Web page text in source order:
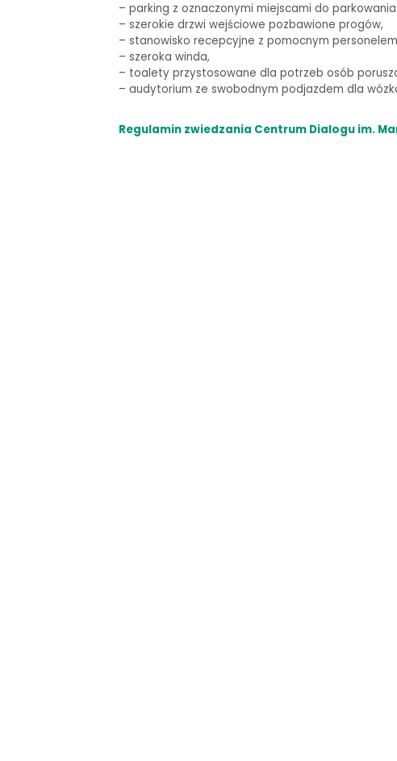
– parking z oznaczonymi miejscami do
– szerokie drzwi wejściowe pozbawione progów,
– stanowisko recepcyjne z pomocnym
– szeroka winda,
– toalety przystosowane dla potrzeb osób
– audytorium ze swobodnym podjazdem dla
Regulamin zwiedzania Centrum Dialogu im.